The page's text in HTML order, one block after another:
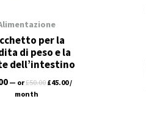
per la
di peso e la
dell’intestino
— or£50.00 £45.00/
month